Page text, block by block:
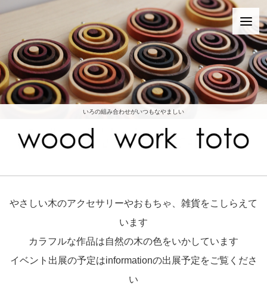
いろの組み合わせがいつもなやましい
こどもはみんなくるまがすき
ぜつみょうなさわりごごち
華やかさをかりてくる
総天然色
きれいにおさまる
やさしい木のアクセサリーやおもちゃ、雑貨をこしらえて
います
カラフルな作品は自然の木の色をいかしています
イベント出展の予定はinformationの出展予定をご覧くださ
い